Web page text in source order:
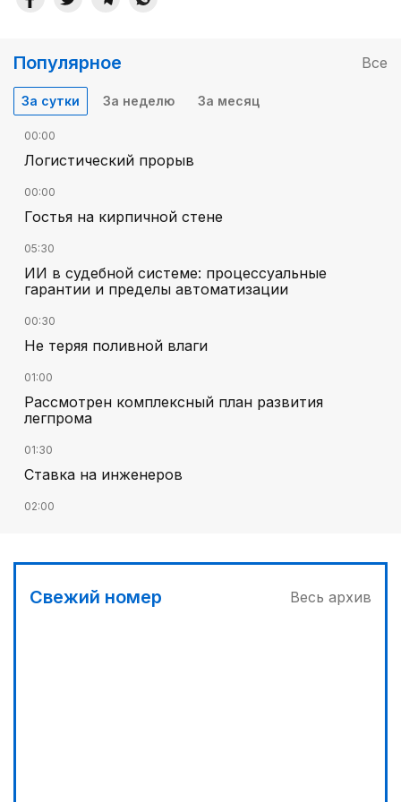
Популярное Все
За сутки За неделю За месяц
00:00
Логистический прорыв
00:00
Гостья на кирпичной стене
05:30
ИИ в судебной системе: процессуальные
гарантии и пределы автоматизации
00:30
Не теряя поливной влаги
01:00
Рассмотрен комплексный план развития
легпрома
01:30
Ставка на инженеров
02:00
02:30
Программа модернизации – в действии
Свежий номер Весь архив